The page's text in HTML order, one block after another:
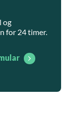
og
for 24 timer.